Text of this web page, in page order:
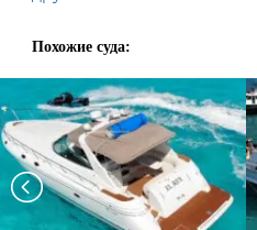
Похожие суда: